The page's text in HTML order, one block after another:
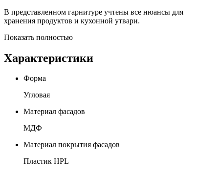
В представленном гарнитуре учтены все нюансы для
хранения продуктов и кухонной утвари.
Показать полностью
Характеристики
Форма
Угловая
Материал фасадов
МДФ
Материал покрытия фасадов
Пластик HPL